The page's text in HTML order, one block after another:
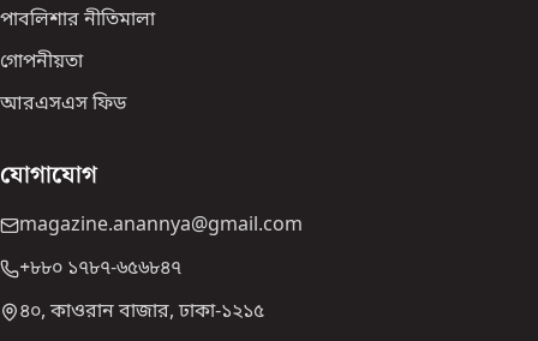
পাবলিশার নীতিমালা
গোপনীয়তা
আরএসএস ফিড
যোগাযোগ
magazine.anannya@gmail.com
+৮৮০ ১৭৮৭-৬৫৬৮৪৭
৪০, কাওরান বাজার, ঢাকা-১২১৫